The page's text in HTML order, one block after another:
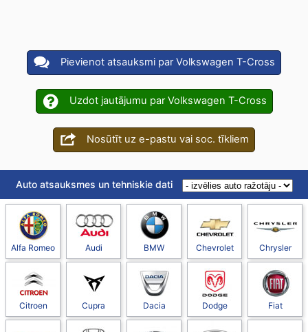
Pievienot atsauksmi par Volkswagen T-Cross
Uzdot jautājumu par Volkswagen T-Cross
Nosūtīt uz e-pastu vai soc. tīkliem
Auto atsauksmes un tehniskie dati
Alfa Romeo Audi BMW Chevrolet Chrysler
Citroen Cupra Dacia Dodge Fiat